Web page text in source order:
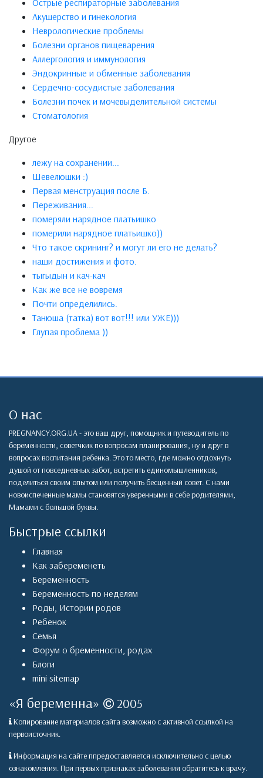
Острые респираторные заболевания
Акушерство и гинекология
Неврологические проблемы
Болезни органов пищеварения
Аллергология и иммунология
Эндокринные и обменные заболевания
Сердечно-сосудистые заболевания
Болезни почек и мочевыделительной системы
Стоматология
Другое
лежу на сохранении...
Шевелюшки :)
Первая менструация после Б.
Переживания...
померяли нарядное платьишко
померили нарядное платьишко))
Что такое скрининг? и могут ли его не делать?
наши достижения и фото.
тыгыдын и кач-кач
Как же все не вовремя
Почти определились.
Танюша (татка) вот вот!!! или УЖЕ)))
Глупая проблема ))
О нас
PREGNANCY.ORG.UA - это ваш друг, помощник и путеводитель по
беременности, советчкик по вопросам планирования, ну и друг в
вопросах воспитания ребенка. Это то место, где можно отдохнуть
душой от повседневных забот, встретить единомышленников,
поделиться своим опытом или получить бесценный совет. С нами
новоиспеченные мамы становятся уверенными в себе родителями,
Мамами с большой буквы.
Быстрые ссылки
Главная
Как забеременеть
Беременность
Беременность по неделям
Роды, Истории родов
Ребенок
Семья
Форум о бременности, родах
Блоги
mini sitemap
«Я беременна» 2005
Копирование материалов сайта возможно с активной ссылкой на
первоисточник.
Информация на сайте ппредоставляется исключительно с целью
ознакомления. При первых признаках заболевания обратитесь к врачу.